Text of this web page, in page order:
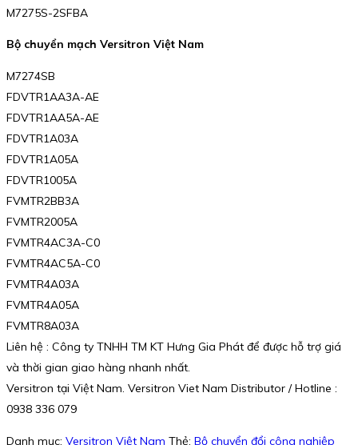
M7275S-2SFBA
Bộ chuyển mạch Versitron Việt Nam
M7274SB
FDVTR1AA3A-AE
FDVTR1AA5A-AE
FDVTR1A03A
FDVTR1A05A
FDVTR1005A
FVMTR2BB3A
FVMTR2005A
FVMTR4AC3A-C0
FVMTR4AC5A-C0
FVMTR4A03A
FVMTR4A05A
FVMTR8A03A
Liên hệ : Công ty TNHH TM KT Hưng Gia Phát để được hỗ trợ giá
và thời gian giao hàng nhanh nhất.
Versitron tại Việt Nam. Versitron Viet Nam Distributor / Hotline :
0938 336 079
Danh mục: Versitron Việt Nam Thẻ: Bộ chuyển đổi công nghiệp